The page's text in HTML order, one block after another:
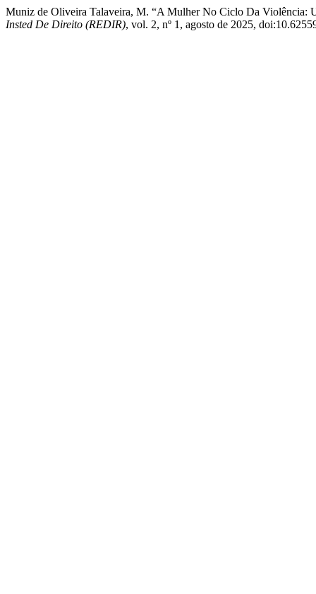
Muniz de Oliveira Talaveira, M. “A Mulher No Ciclo Da Violência:
Insted De Direito (REDIR), vol. 2, nº 1, agosto de 2025,